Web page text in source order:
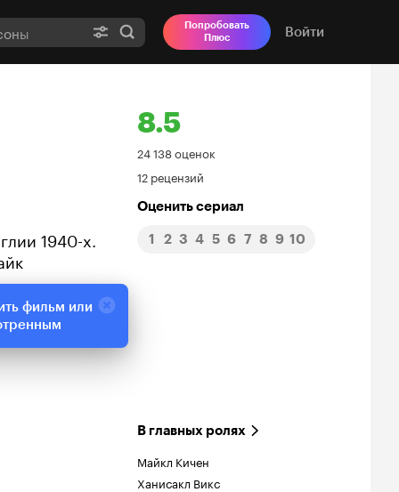
Попробовать
Плюс
Войти
1940-х.
8.5
Рейтинг
Кинопоиска
8.5
24 138 оценок
12 рецензий
Оценить сериал
1 2 3 4 5 6 7 8 9 10
В главных ролях
Майкл Кичен
Ханисакл Викс
фильм или